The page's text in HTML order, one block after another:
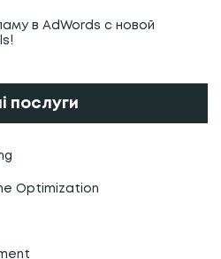
в AdWords с новой
послуги
Optimization